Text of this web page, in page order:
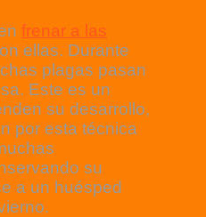
frenar a las
ellas. Durante
plagas pasan
Este es un
su desarrollo,
por esta técnica
su
a un huésped